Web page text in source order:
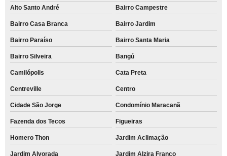
Alto Santo André Bairro Campestre
Bairro Casa Branca Bairro Jardim
Bairro Paraíso Bairro Santa Maria
Bairro Silveira Bangú
Camilópolis Cata Preta
Centreville Centro
Cidade São Jorge Condomínio Maracanã
Fazenda dos Tecos Figueiras
Homero Thon Jardim Aclimação
Jardim Alvorada Jardim Alzira Franco